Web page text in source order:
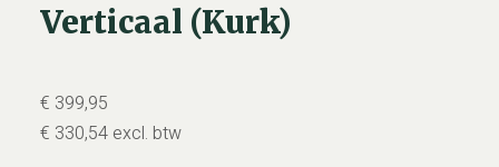
Verticaal (Kurk)
€ 399,95
€ 330,54excl. btw